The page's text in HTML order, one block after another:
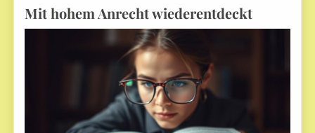
Mit hohem Anrecht wiederentdeckt